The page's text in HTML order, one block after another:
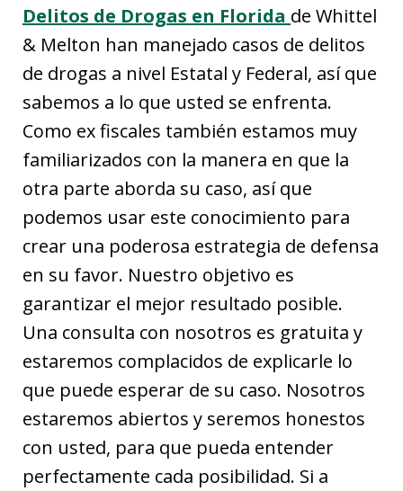
Delitos de Drogas en Florida de Whittel
& Melton han manejado casos de delitos
de drogas a nivel Estatal y Federal, así que
sabemos a lo que usted se enfrenta.
Como ex fiscales también estamos muy
familiarizados con la manera en que la
otra parte aborda su caso, así que
podemos usar este conocimiento para
crear una poderosa estrategia de defensa
en su favor. Nuestro objetivo es
garantizar el mejor resultado posible.
Una consulta con nosotros es gratuita y
estaremos complacidos de explicarle lo
que puede esperar de su caso. Nosotros
estaremos abiertos y seremos honestos
con usted, para que pueda entender
perfectamente cada posibilidad. Si a